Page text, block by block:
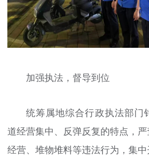
加强执法，督导到位
统筹属地综合行政执法部门
道经营集中、反弹反复的特点，
经营、堆物堆料等违法行为，集